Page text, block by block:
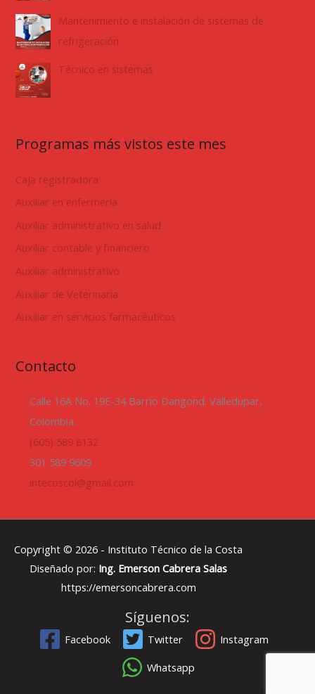
Mantenimiento e instalación de sistemas de
refrigeración
Técnico en sistemas
Programas más vistos este mes
Caja registradora
Auxiliar en enfermería
Auxiliar administrativo en salud
Auxiliar contable y financiero
Auxiliar administrativo
Auxiliar de Veterinaria
Auxiliar en servicios farmacéuticos
Contacto
Calle 16A No. 19E-34 Barrio Dangond. Valledupar,
Colombia.
(605) 589 8132
301 589 9609
intecoscol@gmail.com
Copyright © 2026 - Instituto Técnico de la Costa
Diseñado por: Ing. Emerson Cabrera Salas
https://emersoncabrera.com
Síguenos:
Facebook Twitter
Instagram
Whatsapp